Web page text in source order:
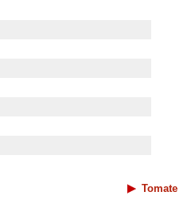
Tomate